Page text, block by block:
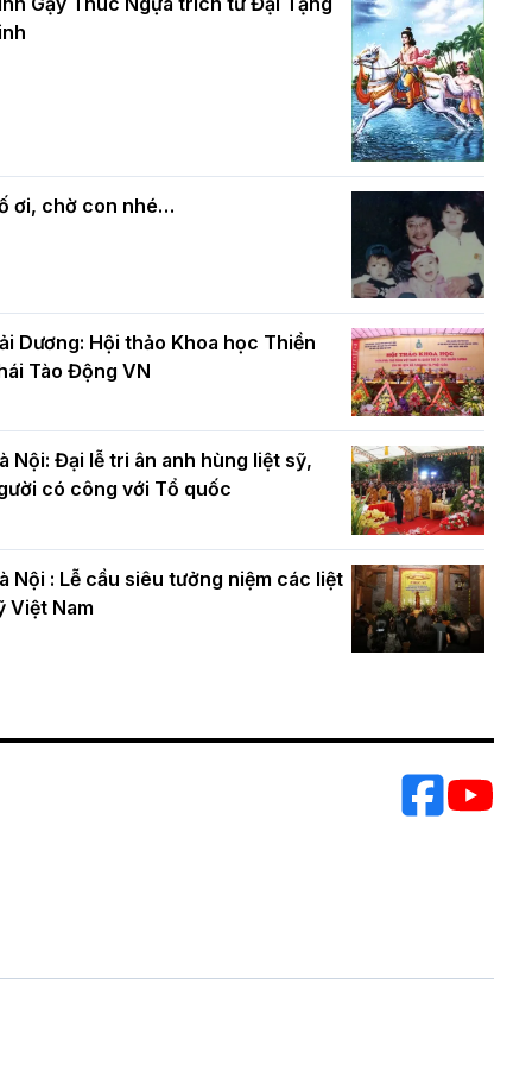
mừng Đại lễ Phật đản PL.2570 –
mùa Phật đản PL.2570
Phật giáo chính tín Phần 7: Luật nhân
quả
ơi, chờ con nhé…
Dương: Hội thảo Khoa học Thiền
Tào Động VN
Nội: Đại lễ tri ân anh hùng liệt sỹ,
có công với Tổ quốc
Nội : Lễ cầu siêu tưởng niệm các liệt
Việt Nam